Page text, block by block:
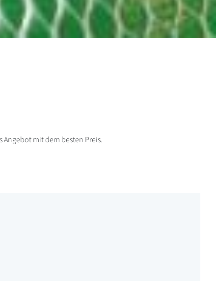
Angebot mit dem besten Preis.